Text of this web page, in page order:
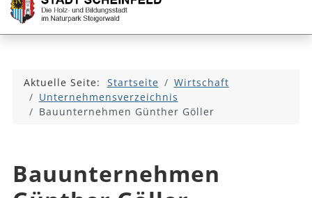
Aktuelle Seite: Startseite
Wirtschaft
Unternehmensverzeichnis
Bauunternehmen Günther Göller
Bauunternehmen